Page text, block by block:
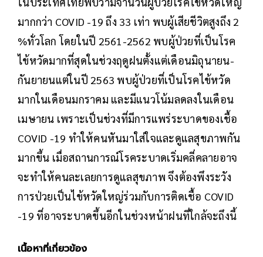
มากกว่า COVID -19 ถึง 33 เท่า พบผู้เสียชีวิตสูงถึง 2
%ทั่วโลก โดยในปี 2561-2562 พบผู้ป่วยที่เป็นโรค
ไข้หวัดมากที่สุดในช่วงฤดูฝนตั้งแต่เดือนมิถุนายน-
กันยายนแต่ในปี 2563 พบผู้ป่วยที่เป็นโรคไข้หวัด
มากในเดือนมกราคม และมีแนวโน้มลดลงในเดือน
เมษายน เพราะเป็นช่วงที่มีการแพร่ระบาดของเชื้อ
COVID -19 ทำให้คนหันมาใส่ใจและดูแลสุขภาพกัน
มากขึ้น เมื่อสถานการณ์โรคระบาดเริ่มคลี่คลายอาจ
จะทำให้คนละเลยการดูแลสุขภาพ จึงต้องพึงระวัง
การป่วยเป็นไข้หวัดใหญ่ร่วมกับการติดเชื้อ COVID
-19 ที่อาจระบาดขึ้นอีกในช่วงหน้าฝนที่ใกล้จะถึงนี้
เนื้อหาที่เกี่ยวข้อง